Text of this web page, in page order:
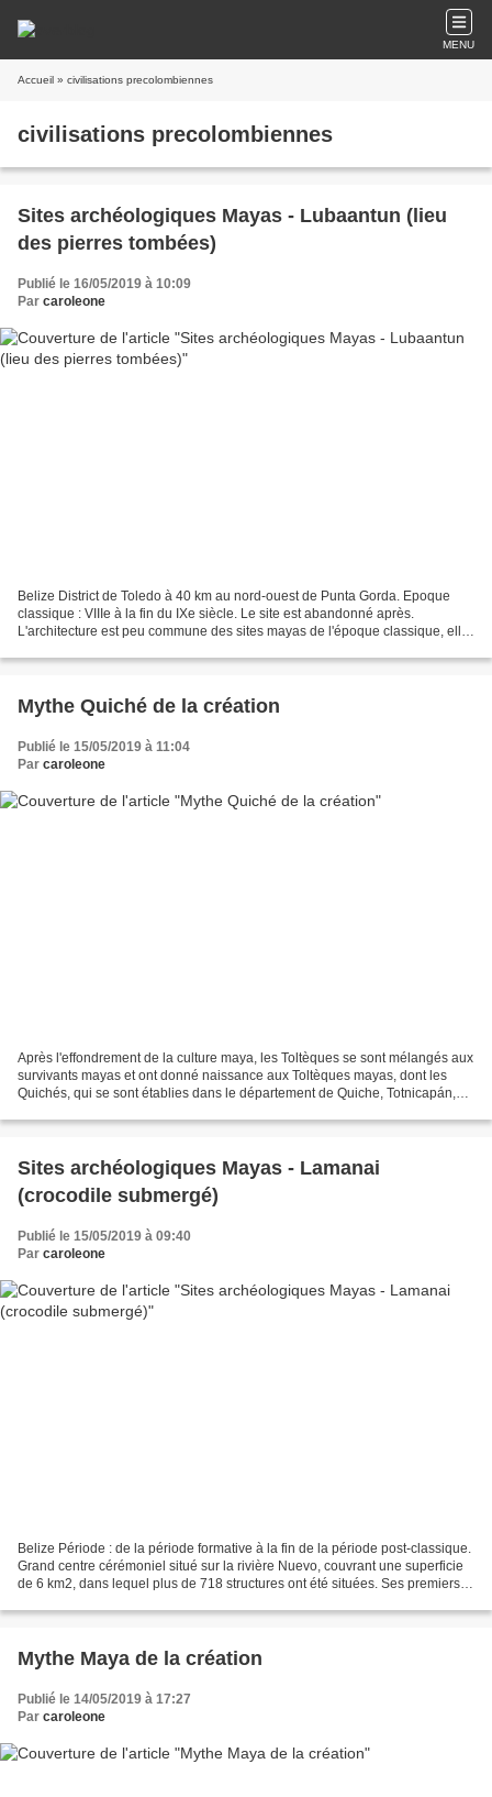
MENU
Accueil » civilisations precolombiennes
civilisations precolombiennes
Sites archéologiques Mayas - Lubaantun (lieu
des pierres tombées)
Publié le 16/05/2019 à 10:09
Par caroleone
Belize District de Toledo à 40 km au nord-ouest de Punta Gorda. Epoque
classique : VIIIe à la fin du IXe siècle. Le site est abandonné après.
L'architecture est peu commune des sites mayas de l'époque classique, elle
Mythe Quiché de la création
Publié le 15/05/2019 à 11:04
Par caroleone
Après l'effondrement de la culture maya, les Toltèques se sont mélangés aux
survivants mayas et ont donné naissance aux Toltèques mayas, dont les
Quichés, qui se sont établies dans le département de Quiche, Totnicapán,
Sites archéologiques Mayas - Lamanai
(crocodile submergé)
Publié le 15/05/2019 à 09:40
Par caroleone
Belize Période : de la période formative à la fin de la période post-classique.
Grand centre cérémoniel situé sur la rivière Nuevo, couvrant une superficie
de 6 km2, dans lequel plus de 718 structures ont été situées. Ses premiers
Mythe Maya de la création
Publié le 14/05/2019 à 17:27
Par caroleone